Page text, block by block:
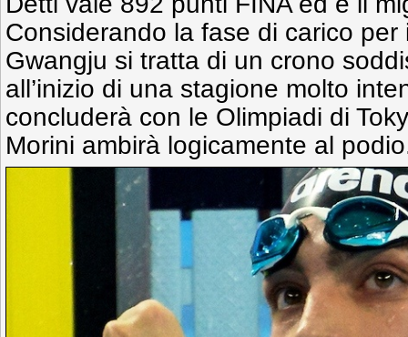
Considerando la fase di carico
Gwangju si tratta di un crono
all’inizio di una stagione molto
concluderà con le Olimpiadi di
Morini ambirà logicamente al